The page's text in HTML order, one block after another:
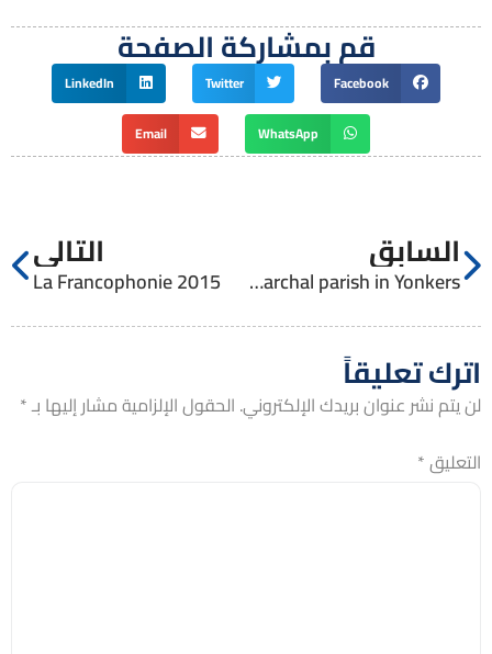
قم بمشاركة الصفحة
Facebook
Twitter
LinkedIn
WhatsApp
Email
السابق
The Latin Patriarchal parish in Yonkers
التالي
La Francophonie 2015
اترك تعليقاً
لن يتم نشر عنوان بريدك الإلكتروني. الحقول الإلزامية مشار إليها بـ*
التعليق*